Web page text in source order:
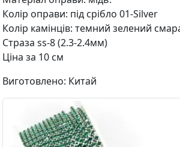
Колір оправи: під срібло 01-Silver
Колір камінців: темний зелений
Страза ss-8 (2.3-2.4мм)
Ціна за 10 см
Виготовлено: Китай